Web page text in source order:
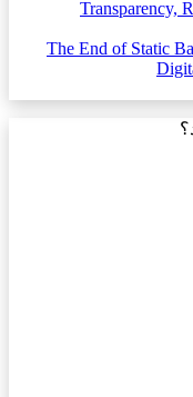
The End of Static